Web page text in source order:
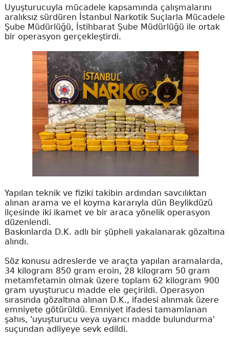
Uyuşturucuyla mücadele kapsamında çalışmalarını
aralıksız sürdüren İstanbul Narkotik Suçlarla Mücadele
Şube Müdürlüğü, İstihbarat Şube Müdürlüğü ile ortak
bir operasyon gerçekleştirdi.
Yapılan teknik ve fiziki takibin ardından savcılıktan
alınan arama ve el koyma kararıyla dün Beylikdüzü
ilçesinde iki ikamet ve bir araca yönelik operasyon
düzenlendi.
Baskınlarda D.K. adlı bir şüpheli yakalanarak gözaltına
alındı.
Söz konusu adreslerde ve araçta yapılan aramalarda,
34 kilogram 850 gram eroin, 28 kilogram 50 gram
metamfetamin olmak üzere toplam 62 kilogram 900
gram uyuşturucu madde ele geçirildi. Operasyon
sırasında gözaltına alınan D.K., ifadesi alınmak üzere
emniyete götürüldü. Emniyet ifadesi tamamlanan
şahıs, 'uyuşturucu veya uyarıcı madde bulundurma'
suçundan adliyeye sevk edildi.